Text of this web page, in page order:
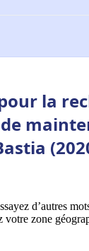
la
d’autres
votre zone